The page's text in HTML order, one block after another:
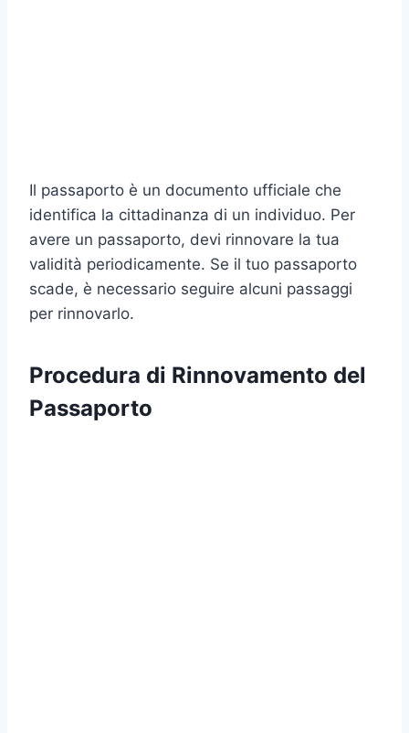
Il passaporto è un documento ufficiale che
identifica la cittadinanza di un individuo. Per
avere un passaporto, devi rinnovare la tua
validità periodicamente. Se il tuo passaporto
scade, è necessario seguire alcuni passaggi
per rinnovarlo.
Procedura di Rinnovamento del
Passaporto